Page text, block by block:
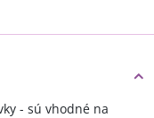
- sú vhodné na